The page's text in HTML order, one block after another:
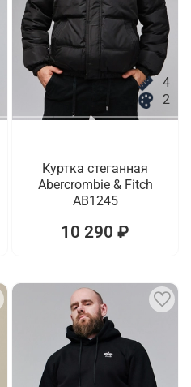
4
2
Куртка стеганная
Abercrombie & Fitch
AB1245
10 290 ₽